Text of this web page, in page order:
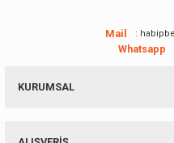
Ürün fiyatı diğer sitelerden daha
Bu ürüne benzer farklı
Mail :
Whatsapp
KURUMSAL